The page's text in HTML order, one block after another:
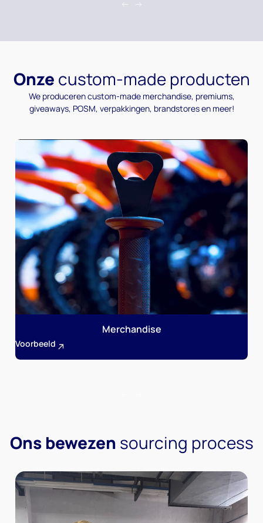
Onze custom-made producten
We produceren custom-made merchandise, premiums,
giveaways, POSM, verpakkingen, brandstores en meer!
Merchandise
Voorbeeld
Ons bewezen sourcing process